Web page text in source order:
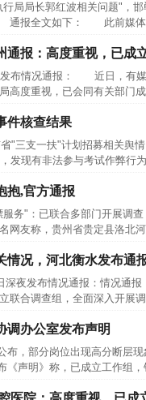
局长郭红波相关问题"，邯
通报全文如下： 此前媒体
通报：高度重视，已成
布情况通报： 近日，有媒
高度重视，已会同有关部门
件核查结果
三支一扶"计划招募相关舆
发现有非法参与考试作弊行
抱,官方通报
"：已联合多部门开展调查
友称，贵州省贵定县洛北
情况，河北衡水发布通
夜发布情况通报：情况通
联合调查组，全面深入开展
调办公室发布声明
，部分岗位出现高分断层现
《声明》称，已成立工作组